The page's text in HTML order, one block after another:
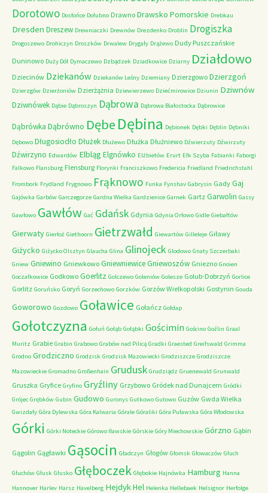
Dorotowo Dosłońce Dołubno Drawno Drawsko Pomorskie Drebkau
Dresden Dreszew Drewniaczki Drewnów Drezdenko Droblin Drogiszka
Drogoszewo Drohiczyn Droszków Drwalew Drygały Drążewo Dudy Puszczańskie
Duninowo Duży Dół Dymaczewo Dzbądzek Dziadkowice Dziarny Działdowo
Dziecinów Dziekanów Dziekanów Leśny Dziemiany Dzierzgowo Dzierzgoń
Dzierzgów Dzierżoniów Dzierżążnia Dziewierzewo Dziećmirowice Dziunin Dziwnów
Dziwnówek Dąbie Dąbroszyn Dąbrowa Dąbrowa Białostocka Dąbrowice
Dąbrówka Dąbrówno Dębe Dębina Dębionek Dębki Dęblin Dębniki
Dębowo Długosiodło Dłużek Dłużewo Dłużka Dłużniewo Dźwierzuty Dźwirzuty
Dźwirzyno Edwardów Elbląg Elgnówko Elżbietów Erurt Ełk Szyba Fabianki Faborgi
Falkowo Flansburg Flensburg Florynki Franciszkowo Fredericia Friedland Friedrichstahl
Frombork Frydland Frygnowo Frąknowo Funka Fynshav Gabrysin Gady Gaj
Gajówka Garbów Garczegorze Gardna Wielka Gardzienice Garnek Gartz Garwolin Gassy
Gawłowo Gawłów Gać Gdańsk Gdynia Gdynia Orłowo Gidle Giebałtów
Gierwaty Gierłoż Giethoorn Gietrzwałd Giewartów Gilleleje Giławy
Giżycko Giżycko Olsztyn Glaucha Glina Glinojeck Glodowo Gnaty Szczerbaki
Gniew Gniewino Gniewkowo GniewniewiceGniewoszów Gniezno Gnoien
Goczałkowice Godkowo Goerlitz Golczewo Goleniów Golesze Golub-Dobrzyń Gorlice
Gorlitz Goruńsko Goryń Gorzechowo Gorzków Gorzów Wielkopolski Gostynin Gouda
Goworowo Gozdowo Goławice Gołańcz Gołdap
Gołotczyzna Gołuń Gołąb Gołąbki Gościmin Gościno Goźlin Graal
Muritz Grabie Grabin Grabowo Grabów nad Pilicą Gradki Graested Greifswald Grimma
Grodno Grodziczno Grodzisk Grodzisk Mazowiecki Grodziszcze Grodziszcze
Mazowieckie Gromadno Großenhain Grudusk Grudziądz Gruenewald Grunwald
Gruszka Gryfice Gryfino Gryźliny Grzybowo Gródek nad Dunajcem Gródki
Grójec Grębków Gubin Gudowo Guronys Gutkowo Gutowo Guzów Gwda Wielka
Gwizdały Góra Dylewska Góra Kalwaria Górale Góraliki Góra Puławska Góra Włodowska
Górki Górki Noteckie Górowo Iławskie Górskie Góry Miechowskie Górzno Gąbin
Gągolin Gągławki Gąsocin Gładczyn Głogów Głomsk Głowaczów Głuch
Głuchów Głusk Głusko Głęboczek Głębokie Hajnówka Hamburg Hanna
Hannover Harlev Harsz Havelberg HejdykHel Helenka Hellebaek Helsignor Herfolge